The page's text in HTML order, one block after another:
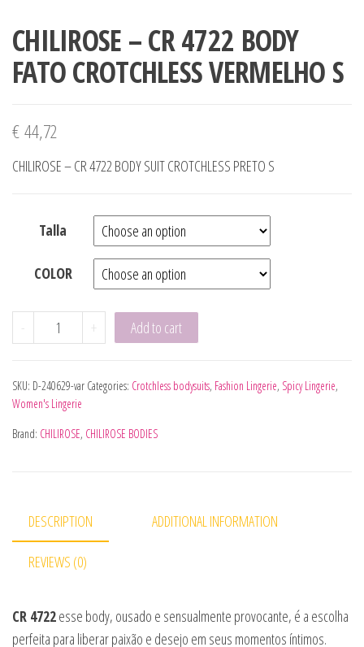
CHILIROSE – CR 4722 BODY
FATO CROTCHLESS VERMELHO S
€44,72
CHILIROSE – CR 4722 BODY SUIT CROTCHLESS PRETO S
Talla
COLOR
- CHILIROSE - CR 4722 BODY FATO CROTCHLESS
+ Add to cart
SKU: D-240629-var Categories: Crotchless bodysuits, Fashion Lingerie, Spicy Lingerie,
Women's Lingerie
Brand: CHILIROSE, CHILIROSE BODIES
DESCRIPTION ADDITIONAL INFORMATION
REVIEWS (0)
CR 4722esse body, ousado e sensualmente provocante, é a escolha
perfeita para liberar paixão e desejo em seus momentos íntimos.